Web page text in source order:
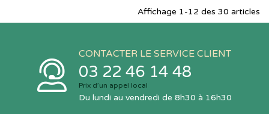
Affichage 1-12 des 30 articles
CONTACTER LE SERVICE CLIENT
03 22 46 14 48
Prix d’un appel local
Du lundi au vendredi de 8h30 à 16h30